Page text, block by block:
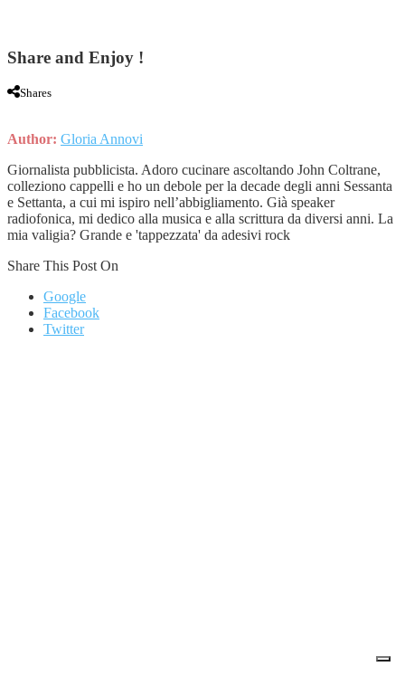
Share and Enjoy !
Shares
Author: Gloria Annovi
Giornalista pubblicista. Adoro cucinare ascoltando John Coltrane,
colleziono cappelli e ho un debole per la decade degli anni Sessanta
e Settanta, a cui mi ispiro nell’abbigliamento. Già speaker
radiofonica, mi dedico alla musica e alla scrittura da diversi anni. La
mia valigia? Grande e 'tappezzata' da adesivi rock
Share This Post On
Google
Facebook
Twitter